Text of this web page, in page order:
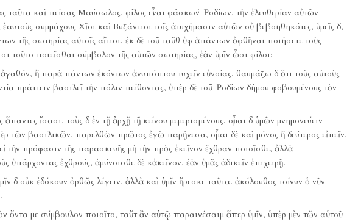
ταῦτα καὶ πείσας Μαύσωλος, φίλος εἶναι φάσκων Ῥοδίων, τὴν ἐλευθερίαν αὐτῶν
συμμάχους Χῖοι καὶ Βυζάντιοι τοῖς ἀτυχήμασιν αὐτῶν οὐ βεβοηθηκότες, ὑμεῖς δ,
τῆς σωτηρίας αὐτοῖς αἴτιοι. ἐκ δὲ τοῦ ταῦθ ὑφ ἁπάντων ὀφθῆναι ποιήσετε τοὺς
τοῦτο ποιεῖσθαι σύμβολον τῆς αὑτῶν σωτηρίας, ἐὰν ὑμῖν ὦσι φίλοι:
ἀγαθόν, ἢ παρὰ πάντων ἑκόντων ἀνυπόπτου τυχεῖν εὐνοίας. θαυμάζω δ ὅτι τοὺς αὐτοὺς
πράττειν βασιλεῖ τὴν πόλιν πείθοντας, ὑπὲρ δὲ τοῦ Ῥοδίων δήμου φοβουμένους τὸν
ἴσασι, τοὺς δ ἐν τῇ ἀρχῇ τῇ κείνου μεμερισμένους. οἶμαι δ ὑμῶν μνημονεύειν
τῶν βασιλικῶν, παρελθὼν πρῶτος ἐγὼ παρῄνεσα, οἶμαι δὲ καὶ μόνος ἢ δεύτερος εἰπεῖν,
τὴν πρόφασιν τῆς παρασκευῆς μὴ τὴν πρὸς ἐκεῖνον ἔχθραν ποιοῖσθε, ἀλλὰ
ὑπάρχοντας ἐχθρούς, ἀμύνοισθε δὲ κἀκεῖνον, ἐὰν ὑμᾶς ἀδικεῖν ἐπιχειρῇ.
δ οὐκ ἐδόκουν ὀρθῶς λέγειν, ἀλλὰ καὶ ὑμῖν ἤρεσκε ταῦτα. ἀκόλουθος τοίνυν ὁ νῦν
ὄντα με σύμβουλον ποιοῖτο, ταὔτ ἂν αὐτῷ παραινέσαιμ ἅπερ ὑμῖν, ὑπὲρ μὲν τῶν αὑτοῦ